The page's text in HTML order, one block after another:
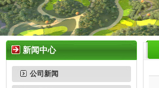
新闻中心
公司新闻